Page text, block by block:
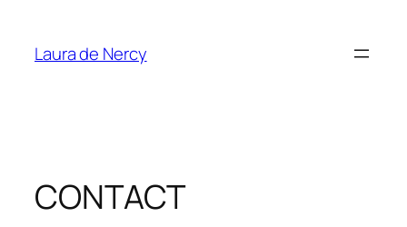
contenu
Laura de Nercy
CONTACT